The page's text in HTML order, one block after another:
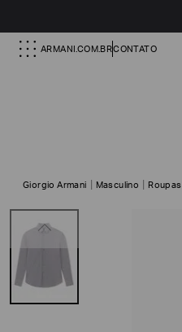
ARMANI.COM.BRCONTATO
Giorgio Armani Masculino Roupas